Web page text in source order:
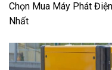
Chọn Mua Máy Phát
Nhất